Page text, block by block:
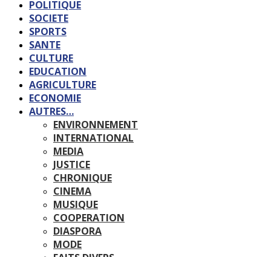
POLITIQUE
SOCIETE
SPORTS
SANTE
CULTURE
EDUCATION
AGRICULTURE
ECONOMIE
AUTRES…
ENVIRONNEMENT
INTERNATIONAL
MEDIA
JUSTICE
CHRONIQUE
CINEMA
MUSIQUE
COOPERATION
DIASPORA
MODE